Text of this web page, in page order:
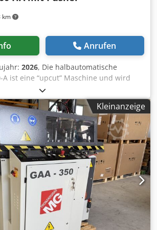
3000 U/min. Blattabmessung 350 x
Einfachhub 700 mm max.
Abmessung 1400 x 850 x 970 mm
Lademagazin lieferbar! Wir freuen uns
Plantec Maschinen GmbH
Lieferumfang enthalten! Unser NC-
90° an der gewünschten
positioniert werden. Dabei spannt
automatisch. Anschließend wird
und der Sägevorgang ausgelöst. Die
zuvor in die Programmsteuerung
die Werkzeugmaschine Ihre
erfolgt automatisch das Anfahren
Je nach Bearbeitungsteil
Teile übereinander/nebeneinander
positioniert werden. Es ist für
die gewünschte Anlage in unserer
zu besichtigen. Dkodpfogwt S Tsx
uns hierzu gerne an. Wir freuen uns
Plantec Maschinen GmbH
km
Anrufen
2026, Die halbautomatische
A ist eine “upcut” Maschine und wird
zu Trennen von Profilmaterialien
Kupfer und Hartplaststoffen (bedingt
zeichnet sich aus durch eine
und schnelles bequemes Wechseln
einfache Gehrungswinkelverstellung.
einen stufenlos einstellbaren
und rechts bis 20° (Schwenkbereich
Sägevorschub erfolgt selbstständig per
erfolgt über je zwei
vertikale und horizontale
Standard zu dieser Maschine gehört
und eine Luftsprühpistole zur
Anschlüsse für eine
Kleinanzeige